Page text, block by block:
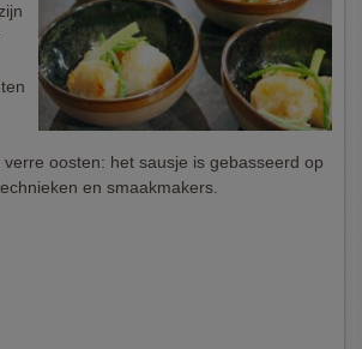
oosten: het sausje is gebasseerd op
en smaakmakers.